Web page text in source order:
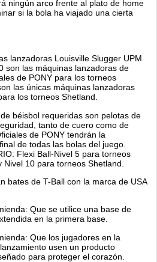
ningún arco frente al plato de home
si la bola ha viajado una cierta
lanzadoras Louisville Slugger UPM
son las máquinas lanzadoras de
de PONY para los torneos
las únicas máquinas lanzadoras
los torneos Shetland.
béisbol requeridas son pelotas de
tanto de cuero como de
de PONY tendrán la
de todas las bolas del juego.
Flexi Ball-Nivel 5 para torneos
Nivel 10 para torneos Shetland.
bates de T-Ball con la marca de USA
Que se utilice una base de
en la primera base.
Que los jugadores en la
usen un producto
para proteger el corazón.